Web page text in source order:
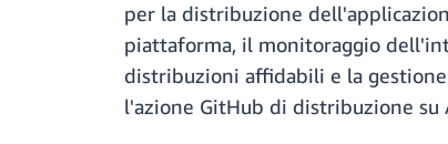
per la distribuzione
piattaforma, il monitoraggio
distribuzioni affidabili e la
l'azione GitHub di distribuzione su